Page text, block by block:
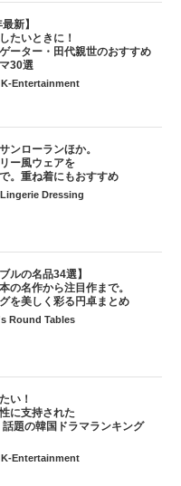
新】
たいときに！
ーター・田代親世のおすすめ
30選
Entertainment
ンローランほか。
ー風ウェアを
。重ね着にもおすすめ
Dressing
ルの名品34選】
の名作から注目作まで。
を美しく彩る円卓まとめ
Round Tables
い！
に支持された
題の韓国ドラマランキング
Entertainment